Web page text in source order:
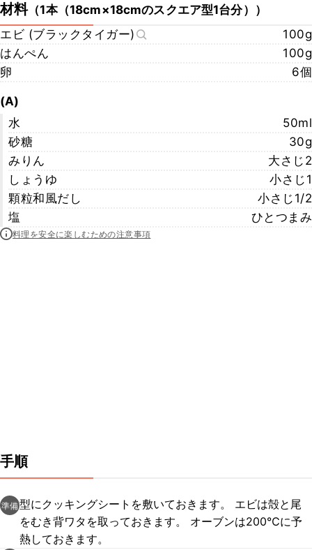
材料（1本（18cm×18cmのスクエア型1台分） ）
エビ (ブラックタイガー)
100g
はんぺん
100g
卵
6個
(A)
水
50ml
砂糖
30g
みりん
大さじ2
しょうゆ
小さじ1
顆粒和風だし
小さじ1/2
塩
ひとつまみ
料理を安全に楽しむための注意事項
手順
準備型にクッキングシートを敷いておきます。 エビは殻と尾
をむき背ワタを取っておきます。 オーブンは200℃に予
熱しておきます。